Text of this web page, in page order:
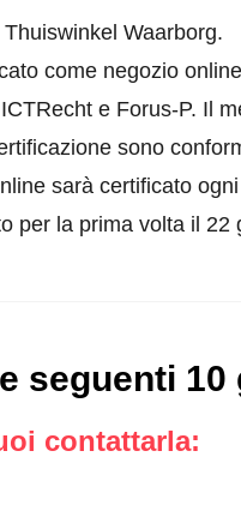
Waarborg.
come negozio
e Forus-P. Il
sono
sarà certificato
per la prima volta il 22
seguenti 10
contattarla: